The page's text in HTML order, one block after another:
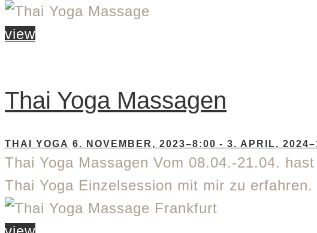
view
Thai Yoga Massagen
THAI YOGA 6. NOVEMBER, 2023–8:00 -3. APRIL,
Thai Yoga Massagen Vom 08.04.-21.04.
Thai Yoga Einzelsession mit mir zu